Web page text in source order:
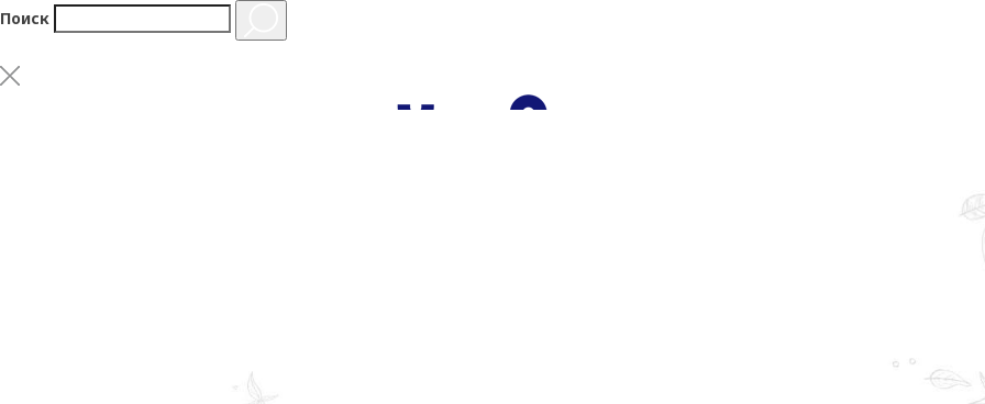
Поиск
Компания «Импайс» является надежным поставщиком замороженных овощей, грибов, фруктов и ягод. Успешно
197022, Россия, Санкт-Петербург, Аптекарская набережная, д. 20